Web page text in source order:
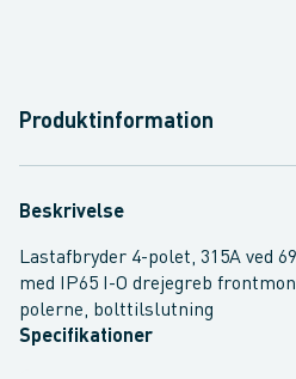
Produktinformation
Beskrivelse
Lastafbryder 4-polet, 315A ved
med IP65 I-O drejegreb
polerne, bolttilslutning
Specifikationer